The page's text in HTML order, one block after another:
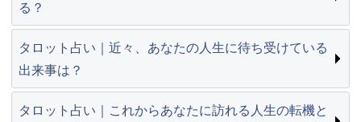
る？
タロット占い｜近々、あなたの人生に待ち受けている
出来事は？
タロット占い｜これからあなたに訪れる人生の転機と